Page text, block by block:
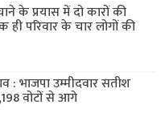
के प्रयास में दो कारों की
परिवार के चार लोगों की
: भाजपा उम्मीदवार सतीश
वोटों से आगे